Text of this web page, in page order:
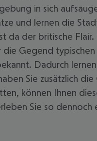
in sich
und lernen die
der britische Flair.
Gegend typischen
Dadurch
Sie zusätzlich
können Ihnen
Sie so dennoch